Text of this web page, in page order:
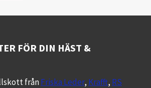
FÖR DIN HÄST &
frånFriska Leder, Krafft, RS